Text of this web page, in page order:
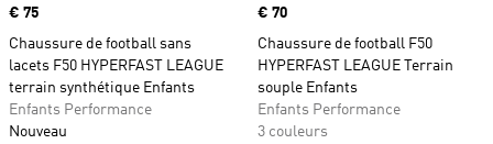
Prix
€ 75
Chaussure de football sans
lacets F50 HYPERFAST LEAGUE
terrain synthétique Enfants
Enfants Performance
Nouveau
Prix
€ 70
Chaussure de football F50
HYPERFAST LEAGUE Terrain
souple Enfants
Enfants Performance
3 couleurs